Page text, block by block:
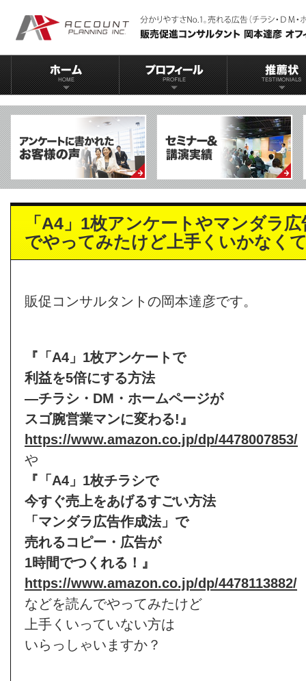
「A4」1枚アンケートやマンダラ
でやってみたけど上手くいかなく
販促コンサルタントの岡本達彦です。
『「A4」1枚アンケートで
利益を5倍にする方法
―チラシ・DM・ホームページが
スゴ腕営業マンに変わる!』
https://www.amazon.co.jp/dp/4478007853/
や
『「A4」1枚チラシで
今すぐ売上をあげるすごい方法
「マンダラ広告作成法」で
売れるコピー・広告が
1時間でつくれる！』
https://www.amazon.co.jp/dp/4478113882/
などを読んでやってみたけど
上手くいっていない方は
いらっしゃいますか？